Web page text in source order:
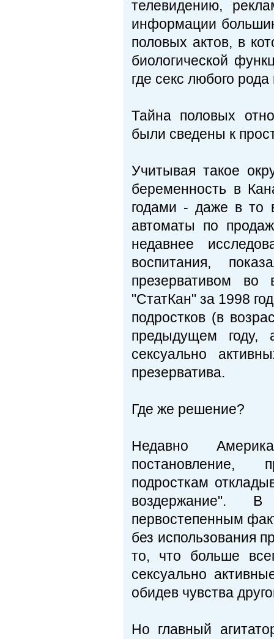
телевидению,
информации
половых актов, в
биологической
где секс любого
Тайна половых
были сведены к
Учитывая такое
беременность в
годами - даже в то
автоматы по
недавнее
воспитания,
презервативом во
"СтатКан" за 1998
подростков (в
предыдущем году,
сексуально
презерватива.
Где же решение?
Недавно
постановление,
подросткам
воздержание".
первостепенным
без использования
то, что больше
сексуально
обидев чувства
Но главный